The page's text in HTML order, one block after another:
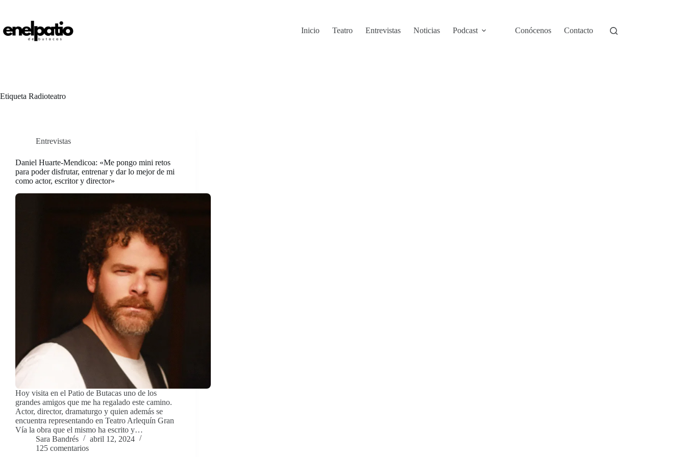
contenido
Inicio
Teatro Entrevistas Noticias Podcast Conócenos Contacto
Etiqueta Radioteatro
Entrevistas
Daniel Huarte-Mendicoa: «Me pongo mini retos
para poder disfrutar, entrenar y dar lo mejor de mi
como actor, escritor y director»
Hoy visita en el Patio de Butacas uno de los
grandes amigos que me ha regalado este camino.
Actor, director, dramaturgo y quien además se
encuentra representando en Teatro Arlequín Gran
Vía la obra que el mismo ha escrito y…
Sara Bandrés
abril 12, 2024
125 comentarios